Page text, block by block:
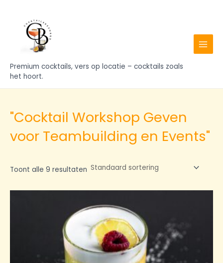
Premium cocktails, vers op locatie – cocktails zoals
het hoort.
"Cocktail Workshop Geven
voor Teambuilding en Events"
Toont alle 9 resultaten